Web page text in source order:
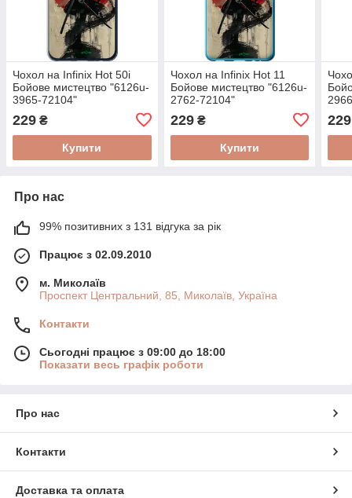
Чохол на Infinix Hot 50i
Бойове мистецтво "6126u-
3965-72104"
229 ₴
Купити
Чохол на Infinix Hot 11
Бойове мистецтво "6126u-
2762-72104"
229₴
Купити
229
Про нас
99% позитивних з 131 відгука за рік
Працює з 02.09.2010
м. Миколаїв
Проспект Центральний, 85, Миколаїв, Україна
Контакти
Сьогодні працює з 09:00 до 18:00
Показати весь графік роботи
Про нас
Контакти
Доставка та оплата